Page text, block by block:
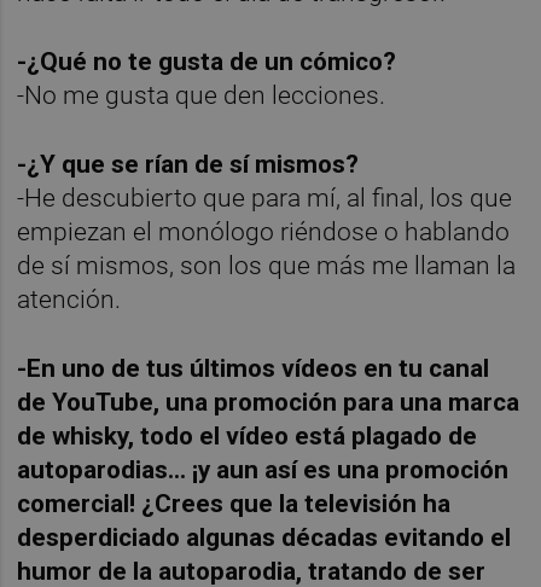
-¿Qué no te gusta de un cómico?
-No me gusta que den lecciones.
-¿Y que se rían de sí mismos?
-He descubierto que para mí, al final, los que
empiezan el monólogo riéndose o hablando
de sí mismos, son los que más me llaman la
atención.
-En uno de tus últimos vídeos en tu canal
de YouTube, una promoción para una marca
de whisky, todo el vídeo está plagado de
autoparodias... ¡y aun así es una promoción
comercial! ¿Crees que la televisión ha
desperdiciado algunas décadas evitando el
humor de la autoparodia, tratando de ser